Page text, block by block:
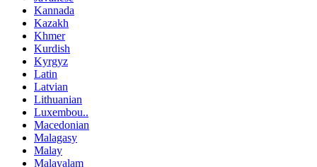
Kannada
Kazakh
Khmer
Kurdish
Kyrgyz
Latin
Latvian
Lithuanian
Luxembou..
Macedonian
Malagasy
Malay
Malayalam